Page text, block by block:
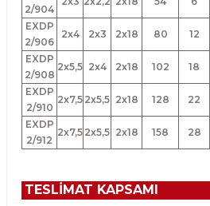
2/904
EXDP
2/906
2x4 2x3 2x18 80 12
EXDP
2/908
2x5,5 2x4 2x18 102 18
EXDP
2/910
2x7,5 2x5,5 2x18 128 22
EXDP
2/912
2x7,5 2x5,5 2x18 158 28
TESLİMAT KAPSAMI